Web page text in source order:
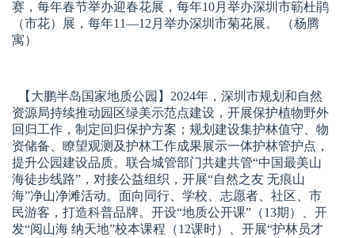
赛，每年春节举办迎春花展，每年10月举办深圳市簕杜鹃
（市花）展，每年11—12月举办深圳市菊花展。 （杨腾
寓）
【大鹏半岛国家地质公园】 2024年，深圳市规划和自然
资源局持续推动园区绿美示范点建设，开展保护植物野外
回归工作，制定回归保护方案；规划建设集护林值守、物
资储备、瞭望观测及护林工作成果展示一体护林管护点，
提升公园建设品质。联合城管部门共建共管“中国最美山
海徒步线路”，对接公益组织，开展“自然之友 无痕山
海”净山净滩活动。面向同行、学校、志愿者、社区、市
民游客，打造科普品牌。开设“地质公开课”（13期）、开
发“阅山海 纳天地”校本课程（12课时）、开展“护林员才